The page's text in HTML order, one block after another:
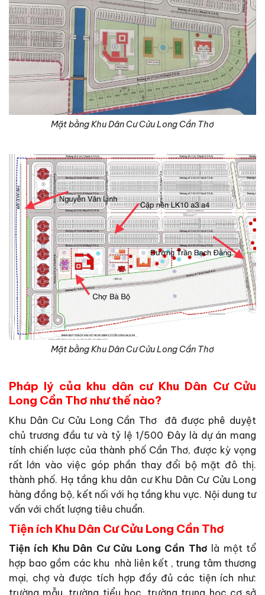
Mặt bằng Khu Dân Cư Cửu Long Cần Thơ
Mặt bằng Khu Dân Cư Cửu Long Cần Thơ
Pháp lý của khu dân cư Khu Dân Cư Cửu
Long Cần Thơ như thế nào?
Khu Dân Cư Cửu Long Cần Thơ đã được phê duyệt
chủ trương đầu tư và tỷ lệ 1/500 Đây là dự án mang
tính chiến lược của thành phố Cần Thơ, được kỳ vọng
rất lớn vào việc góp phần thay đổi bộ mặt đô thị.
thành phố. Hạ tầng khu dân cư Khu Dân Cư Cửu Long
hàng đồng bộ, kết nối với hạ tầng khu vực. Nội dung tư
vấn với chất lượng tiêu chuẩn.
Tiện ích Khu Dân Cư Cửu Long Cần Thơ
Tiện ích Khu Dân Cư Cửu Long Cần Thơ là một tổ
hợp bao gồm các khu nhà liên kết , trung tâm thương
mại, chợ và được tích hợp đầy đủ các tiện ích như: